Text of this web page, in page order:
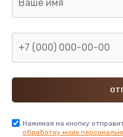
Нажимая на кнопку
обработку моих